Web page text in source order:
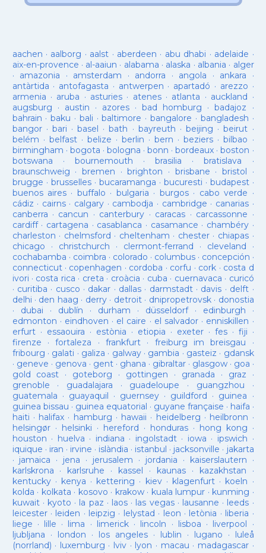
aachen · aalborg · aalst · aberdeen · abu dhabi · adelaide ·
aix-en-provence · al-aaiun · alabama · alaska · albania · alger
· amazonia · amsterdam · andorra · angola · ankara ·
antàrtida · antofagasta · antwerpen · apartadó · arezzo ·
armenia · aruba · asturies· atenes· atlanta · auckland ·
augsburg · austin · azores·bad homburg ·badajoz ·
bahrain ·baku · bali ·baltimore ·bangalore · bangladesh ·
bangor· bari ·basel ·bath · bayreuth ·beijing ·beirut ·
belém · belfast· belize · berlin ·bern ·beziers ·bilbao ·
birmingham · bogota · bologna ·bonn ·bordeaux ·boston ·
botswana · bournemouth ·brasilia ·bratislava ·
braunschweig · bremen ·brighton · brisbane · bristol ·
brugge · brusselles· bucaramanga · bucuresti · budapest·
buenos aires· buffalo · bulgaria · burgos· cabo verde ·
cádiz · cairns· calgary · cambodja · cambridge · canarias·
canberra · cancun · canterbury · caracas · carcassonne ·
cardiff· cartagena · casablanca · casamance · chambéry·
charleston · chelmsford · cheltenham · chester· chiapas ·
chicago · christchurch · clermont-ferrand · cleveland ·
cochabamba · coimbra · colorado · columbus· concepción ·
connecticut· copenhagen · cordoba · corfu · cork · costa d
ivori · costa rica · creta · croàcia · cuba · cuernavaca · curicó
· curitiba · cusco · dakar · dallas · darmstadt· davis · delft ·
delhi · den haag · derry· detroit· dnipropetrovsk· donostia
· dubai · dublín · durham · düsseldorf· edinburgh ·
edmonton · eindhoven · el caire · el salvador · enniskillen ·
erfurt· essaouira · estònia · etiopia · exeter· fes· fiji ·
firenze ·fortaleza · frankfurt· freiburg im breisgau ·
fribourg · galati · galiza · galway· gambia · gasteiz · gdansk
· geneve · genova · gent· ghana · gibraltar· glasgow· goa ·
gold coast · goteborg · gottingen · granada · graz ·
grenoble · guadalajara · guadeloupe · guangzhou ·
guatemala · guayaquil · guernsey· guildford · guinea ·
guinea bissau · guinea equatorial · guyane française · haifa ·
haiti · halifax · hamburg · hawaii · heidelberg · heilbronn ·
helsingør· helsinki · hereford · honduras· hong kong ·
houston · huelva · indiana · ingolstadt· iowa · ipswich ·
iquique · iran · irvine · islàndia · istanbul · jacksonville · jakarta
· jamaica · jena · jerusalem · jordania · kaiserslautern ·
karlskrona · karlsruhe · kassel · kaunas· kazakhstan ·
kentucky· kenya · kettering · kiev· klagenfurt · koeln ·
kolda · kolkata · kosovo · krakow· kuala lumpur · kunming ·
kuwait· kyoto · la paz · laos· las vegas· lausanne · leeds ·
leicester· leiden · leipzig · lelystad · leon · letònia · liberia ·
liege · lille · lima · limerick· lincoln · lisboa · liverpool ·
ljubljana · london · los angeles· lublin · lugano · luleå
(norrland) · luxemburg · lviv · lyon · macau · madagascar·